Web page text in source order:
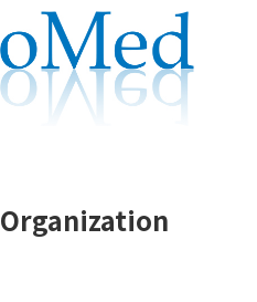
Organization